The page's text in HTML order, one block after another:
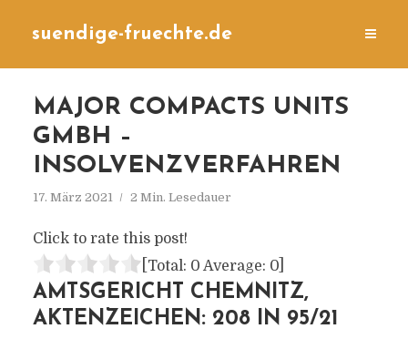
suendige-fruechte.de
MAJOR COMPACTS UNITS
GMBH –
INSOLVENZVERFAHREN
17. März 2021 2 Min. Lesedauer
Click to rate this post!
[Total: 0 Average: 0]
AMTSGERICHT CHEMNITZ,
AKTENZEICHEN: 208 IN 95/21